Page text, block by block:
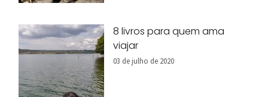
8 livros para quem ama
viajar
03 de julho de 2020